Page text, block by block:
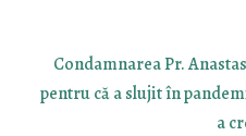
Condamnarea Pr.
pentru că a slujit în
a